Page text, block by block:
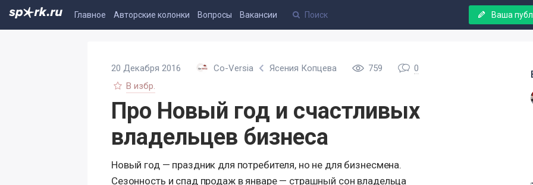
Главное Авторские колонки Вопросы Вакансии Ваша
20 Декабря 2016 Co-Versia Ясения Копцева 759
0
В избр.
Про Новый год и счастливых
владельцев бизнеса
Новый год — праздник для потребителя, но не для бизнесмена.
Сезонность и спад продаж в январе — страшный сон владельца